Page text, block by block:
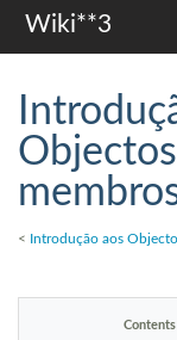
Wiki**3
aulas
investigação
misc
< Introdução aos
Contents